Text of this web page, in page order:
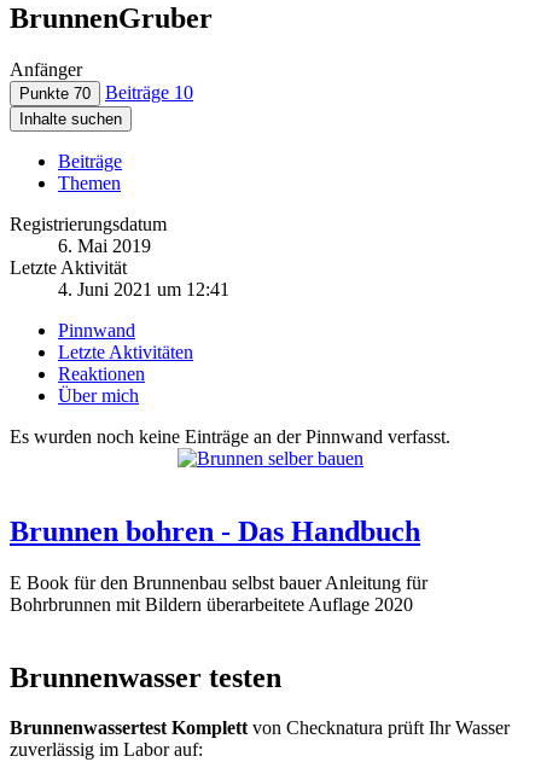
BrunnenGruber
Anfänger
Punkte 70 Beiträge 10
Inhalte suchen
Beiträge
Themen
Registrierungsdatum
6. Mai 2019
Letzte Aktivität
4. Juni 2021 um 12:41
Pinnwand
Letzte Aktivitäten
Reaktionen
Über mich
Es wurden noch keine Einträge an der Pinnwand verfasst.
Brunnen bohren - Das Handbuch
E Book für den Brunnenbau selbst bauer Anleitung für
Bohrbrunnen mit Bildern überarbeitete Auflage 2020
Brunnenwasser testen
Brunnenwassertest Komplettvon Checknatura prüft Ihr Wasser
zuverlässig im Labor auf: